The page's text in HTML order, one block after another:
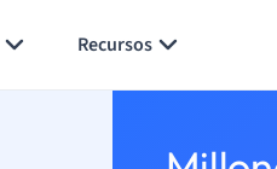
Recursos